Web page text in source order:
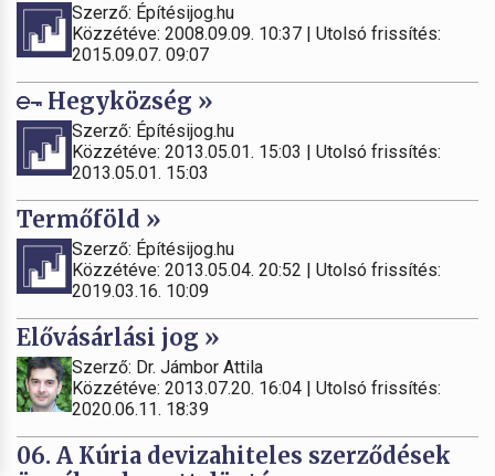
Szerző: Építésijog.hu
Közzétéve: 2008.09.09. 10:37 | Utolsó frissítés:
2015.09.07. 09:07
Hegyközség »
Szerző: Építésijog.hu
Közzétéve: 2013.05.01. 15:03 | Utolsó frissítés:
2013.05.01. 15:03
Termőföld »
Szerző: Építésijog.hu
Közzétéve: 2013.05.04. 20:52 | Utolsó frissítés:
2019.03.16. 10:09
Elővásárlási jog »
Szerző: Dr. Jámbor Attila
Közzétéve: 2013.07.20. 16:04 | Utolsó frissítés:
2020.06.11. 18:39
06. A Kúria devizahiteles szerződések